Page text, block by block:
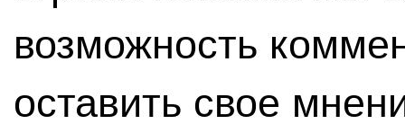
возможность
оставить свое